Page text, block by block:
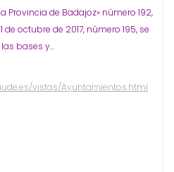
Provincia de Badajoz» número 192,
de octubre de 2017, número 195, se
bases y…
vistas/Ayuntamientos.html